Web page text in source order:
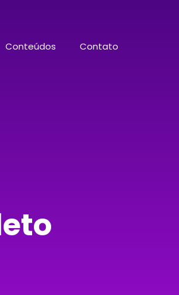
Conteúdos Contato